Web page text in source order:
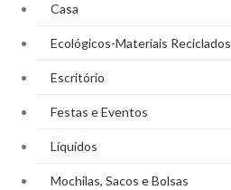
Casa
Ecológicos-Materiais Reciclados
Escritório
Festas e Eventos
Líquidos
Mochilas, Sacos e Bolsas